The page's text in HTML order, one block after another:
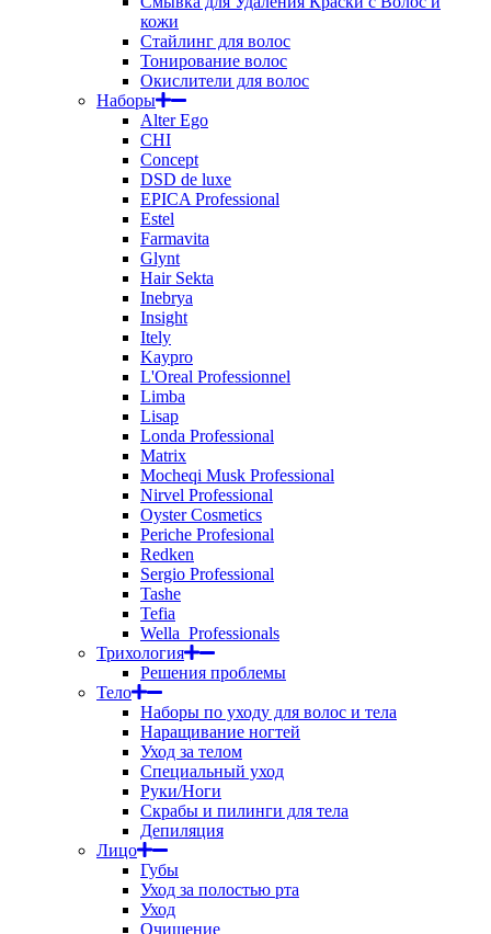
кожи
Стайлинг для волос
Тонирование волос
Окислители для волос
Наборы
Alter Ego
CHI
Concept
DSD de luxe
EPICA Professional
Estel
Farmavita
Glynt
Hair Sekta
Inebrya
Insight
Itely
Kaypro
L'Oreal Professionnel
Limba
Lisap
Londa Professional
Matrix
Mocheqi Musk Professional
Nirvel Professional
Oyster Cosmetics
Periche Profesional
Redken
Sergio Professional
Tashe
Tefia
Wella_Professionals
Трихология
Решения проблемы
Тело
Наборы по уходу для волос и тела
Наращивание ногтей
Уход за телом
Специальный уход
Руки/Ноги
Скрабы и пилинги для тела
Депиляция
Лицо
Губы
Уход за полостью рта
Уход
Очищение